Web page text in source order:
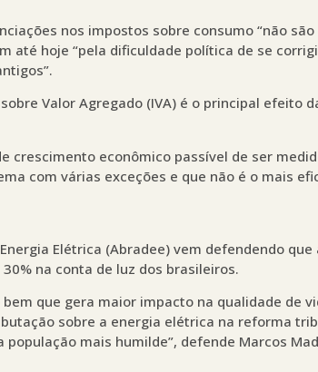
nos impostos sobre consumo “não
até hoje “pela dificuldade política de se
Valor Agregado (IVA) é o principal efeito
crescimento econômico passível de ser
com várias exceções e que não é o mais
Elétrica (Abradee) vem defendendo que
na conta de luz dos brasileiros.
que gera maior impacto na qualidade de
sobre a energia elétrica na reforma
mais humilde”, defende Marcos